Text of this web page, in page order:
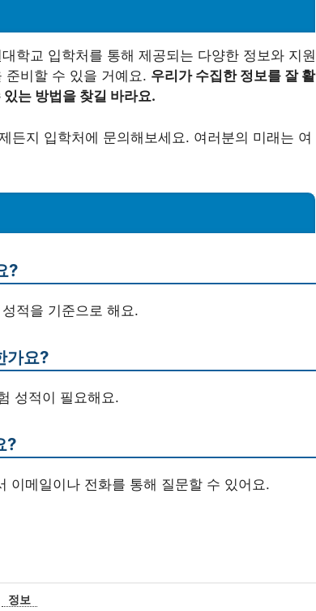
학교 입학처를 통해 제공되는 다양한 정보와 지원
준비할 수 있을 거예요. 우리가 수집한 정보를 잘 활
는 방법을 찾길 바라요.
든지 입학처에 문의해보세요. 여러분의 미래는 여
?
적을 기준으로 해요.
가요?
성적이 필요해요.
?
이메일이나 전화를 통해 질문할 수 있어요.
카정보